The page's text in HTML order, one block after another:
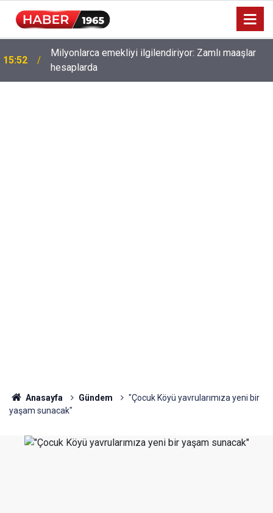
15:52
Milyonlarca emekliyi ilgilendiriyor: Zamlı maaşlar
hesaplarda
Anasayfa Gündem
"Çocuk Köyü yavrularımıza yeni bir
yaşam sunacak"